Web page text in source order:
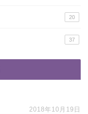
20
37
2018年10月19日